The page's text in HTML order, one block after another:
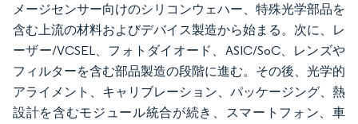
メージセンサー向けのシリコンウェハー、特殊光学部品を
含む上流の材料およびデバイス製造から始まる。次に、レ
ーザー/VCSEL、フォトダイオード、ASIC/SoC、レンズや
フィルターを含む部品製造の段階に進む。その後、光学的
アライメント、キャリブレーション、パッケージング、熱
設計を含むモジュール統合が続き、スマートフォン、車